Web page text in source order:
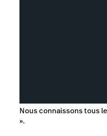
Nous connaissons tous
».